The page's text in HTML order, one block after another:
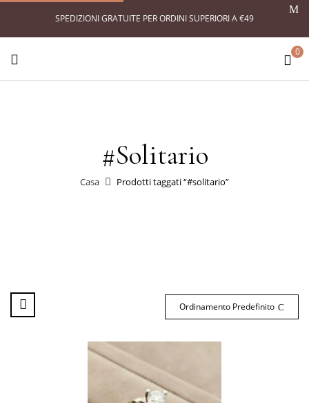
SPEDIZIONI GRATUITE PER ORDINI SUPERIORI A €49
0
#solitario
Casa Prodotti taggati “#solitario”
Ordinamento Predefinito